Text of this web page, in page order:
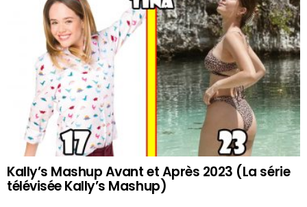
Kally’s Mashup Avant et Après 2023 (La série
télévisée Kally’s Mashup)